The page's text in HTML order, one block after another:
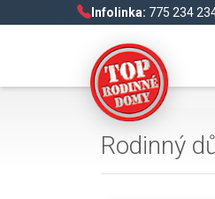
Infolinka: 775 234
Rodinný